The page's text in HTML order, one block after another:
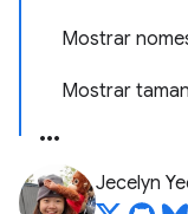
Mostrar
Mostrar
Jecelyn